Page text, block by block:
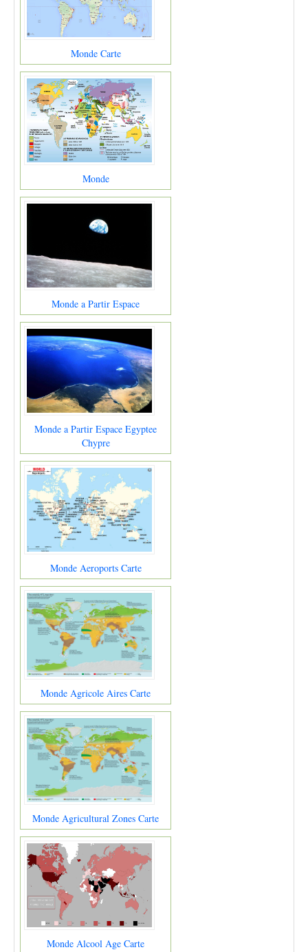
Monde Carte
Monde
Monde a Partir Espace
Monde a Partir Espace Egyptee
Chypre
Monde Aeroports Carte
Monde Agricole Aires Carte
Monde Agricultural Zones Carte
Monde Alcool Age Carte